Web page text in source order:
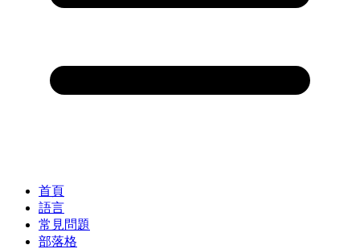
首頁
語言
常見問題
部落格